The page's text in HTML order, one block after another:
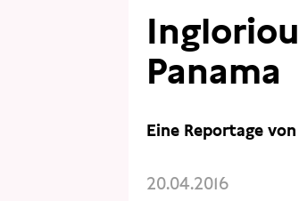
Panama
Eine Reportage
20.04.2016